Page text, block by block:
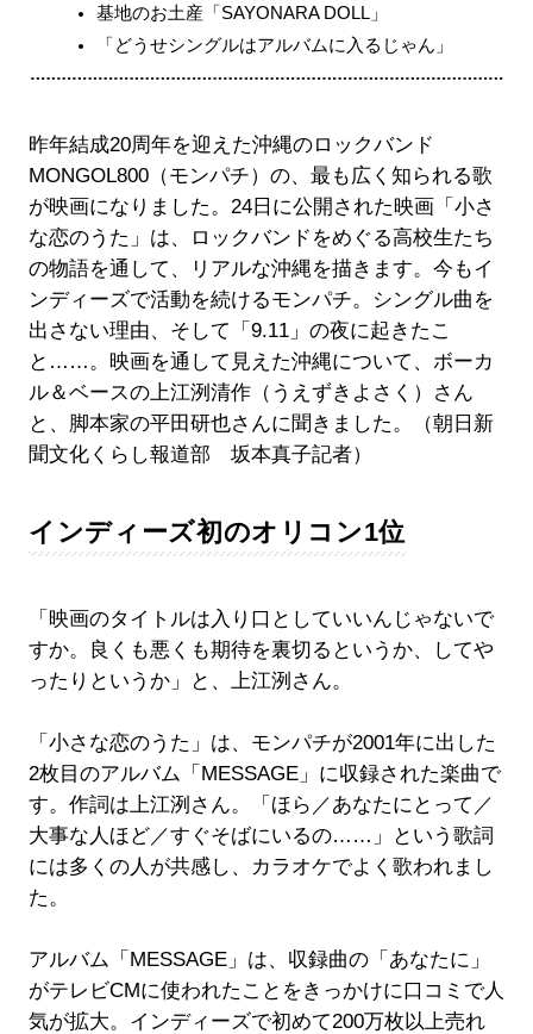
基地のお土産「SAYONARA DOLL」
「どうせシングルはアルバムに入るじゃん」
昨年結成20周年を迎えた沖縄のロックバンド
MONGOL800（モンパチ）の、最も広く知られる歌
が映画になりました。24日に公開された映画「小さ
な恋のうた」は、ロックバンドをめぐる高校生たち
の物語を通して、リアルな沖縄を描きます。今もイ
ンディーズで活動を続けるモンパチ。シングル曲を
出さない理由、そして「9.11」の夜に起きたこ
と……。映画を通して見えた沖縄について、ボーカ
ル＆ベースの上江洌清作（うえずきよさく）さん
と、脚本家の平田研也さんに聞きました。（朝日新
聞文化くらし報道部 坂本真子記者）
インディーズ初のオリコン1位
「映画のタイトルは入り口としていいんじゃないで
すか。良くも悪くも期待を裏切るというか、してや
ったりというか」と、上江洌さん。
「小さな恋のうた」は、モンパチが2001年に出した
2枚目のアルバム「MESSAGE」に収録された楽曲で
す。作詞は上江洌さん。「ほら／あなたにとって／
大事な人ほど／すぐそばにいるの……」という歌詞
には多くの人が共感し、カラオケでよく歌われまし
た。
アルバム「MESSAGE」は、収録曲の「あなたに」
がテレビCMに使われたことをきっかけに口コミで人
気が拡大。インディーズで初めて200万枚以上売れ